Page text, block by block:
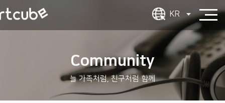
KR
Community
늘 가족처럼, 친구처럼 함께